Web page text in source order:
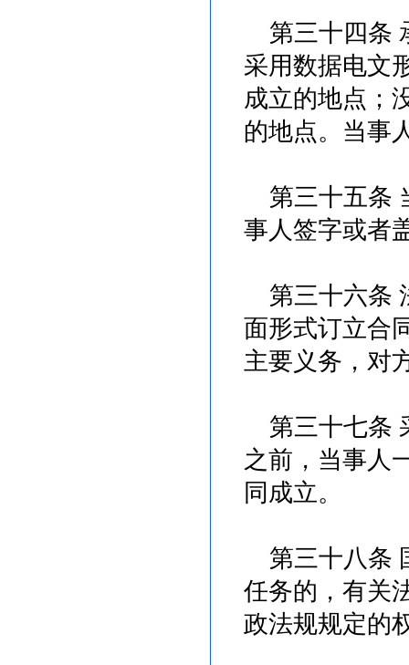
第三十四条
采用数据电文
成立的地点；
的地点。当事
第三十五条
事人签字或者
第三十六条
面形式订立合
主要义务，对
第三十七条
之前，当事人
同成立。
第三十八条
任务的，有关
政法规规定的